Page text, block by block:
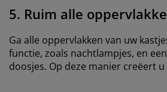
5. Ruim alle
Ga alle oppervlakken van uw
functie, zoals nachtlampjes, en
doosjes. Op deze manier creëert